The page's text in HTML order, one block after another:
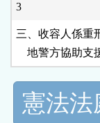
3
三、收容人係重
地警方協助支
憲法法